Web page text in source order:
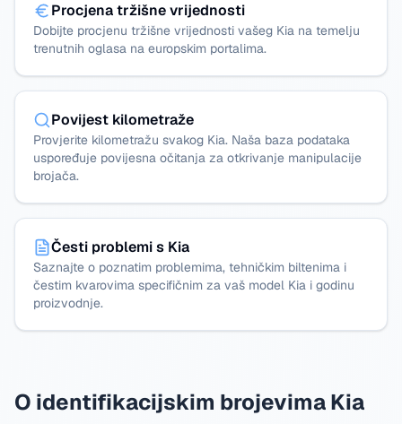
Procjena tržišne vrijednosti
Dobijte procjenu tržišne vrijednosti vašeg Kia na temelju
trenutnih oglasa na europskim portalima.
Povijest kilometraže
Provjerite kilometražu svakog Kia. Naša baza podataka
uspoređuje povijesna očitanja za otkrivanje manipulacije
brojača.
Česti problemi s Kia
Saznajte o poznatim problemima, tehničkim biltenima i
čestim kvarovima specifičnim za vaš model Kia i godinu
proizvodnje.
O identifikacijskim brojevima Kia